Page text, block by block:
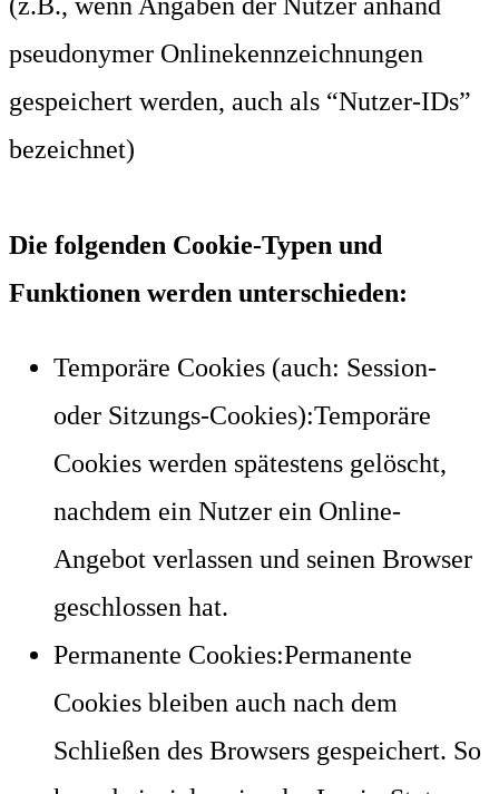
pseudonymer Onlinekennzeichnungen
gespeichert werden, auch als “Nutzer-IDs”
bezeichnet)
Die folgenden Cookie-Typen und
Funktionen werden unterschieden:
Temporäre Cookies (auch: Session-
oder Sitzungs-Cookies):Temporäre
Cookies werden spätestens gelöscht,
nachdem ein Nutzer ein Online-
Angebot verlassen und seinen Browser
geschlossen hat.
Permanente Cookies:Permanente
Cookies bleiben auch nach dem
Schließen des Browsers gespeichert. So